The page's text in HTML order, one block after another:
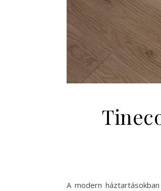
A modern